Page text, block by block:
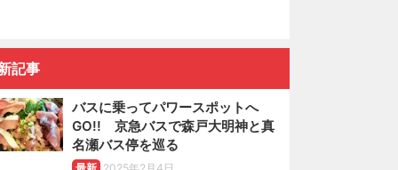
記事
バスに乗ってパワースポットへ
GO!! 京急バスで森戸大明神と真
名瀬バス停を巡る